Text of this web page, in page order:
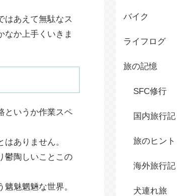
はあえて無駄なス
なか上手くいきま
というか作業スペ
ありません。
鬱陶しいことこの
魅魍魎な世界。
バイク
ライフログ
旅の記憶
SFC修行
国内旅行記
旅のヒント
海外旅行記
犬連れ旅